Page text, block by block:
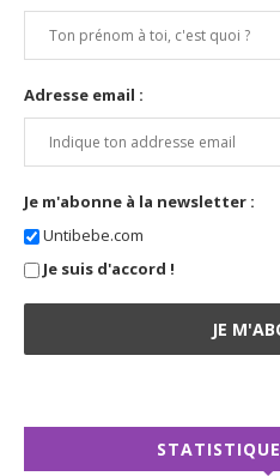
Adresse email :
Je m'abonne à la newsletter :
Untibebe.com
Je suis d'accord !